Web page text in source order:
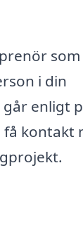
som
i din
enligt
kontakt